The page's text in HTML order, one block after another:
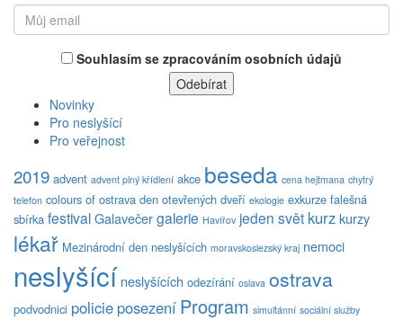
Souhlasím se zpracováním osobních údajů
Novinky
Pro neslyšící
Pro veřejnost
2019 advent advent plný křídlení akce beseda cena hejtmana chytrý
telefon colours of ostrava den otevřených dveří ekologie exkurze falešná
sbírka festivalGalavečergalerie Havířov jeden svět kurzkurzy
lékař Mezinárodní den neslyšících moravskoslezský kraj nemoci
neslyšící neslyšících odezírání oslava ostrava
podvodnici policie posezení Program simultánní sociální služby